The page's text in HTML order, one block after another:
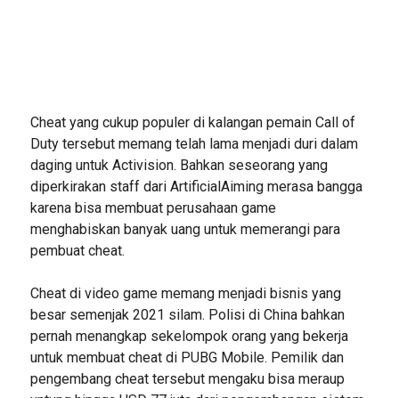
Cheat yang cukup populer di kalangan pemain Call of
Duty tersebut memang telah lama menjadi duri dalam
daging untuk Activision. Bahkan seseorang yang
diperkirakan staff dari ArtificialAiming merasa bangga
karena bisa membuat perusahaan game
menghabiskan banyak uang untuk memerangi para
pembuat cheat.
Cheat di video game memang menjadi bisnis yang
besar semenjak 2021 silam. Polisi di China bahkan
pernah menangkap sekelompok orang yang bekerja
untuk membuat cheat di PUBG Mobile. Pemilik dan
pengembang cheat tersebut mengaku bisa meraup